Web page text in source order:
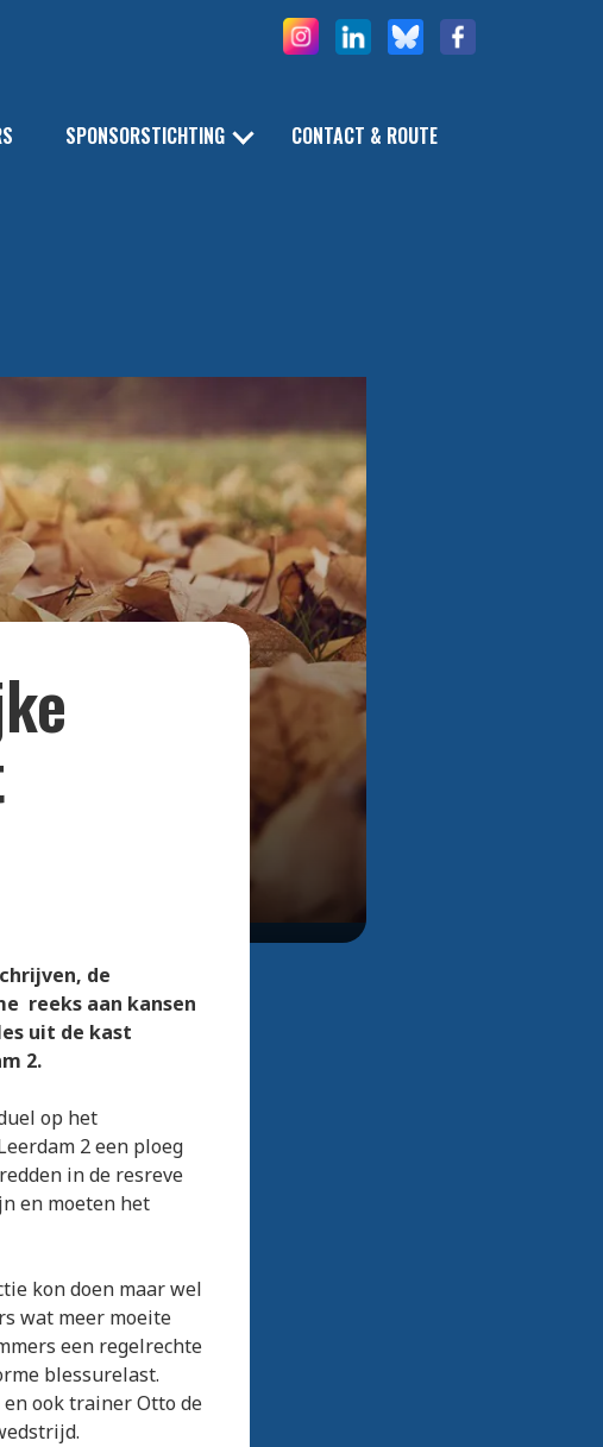
SPONSORSTICHTING CONTACT & ROUTE
Bekijk alle foto's
de
reeks aan kansen
uit de kast
2.
op het
2 een ploeg
in de resreve
en moeten het
kon doen maar wel
wat meer moeite
een regelrechte
blessurelast.
ook trainer Otto de